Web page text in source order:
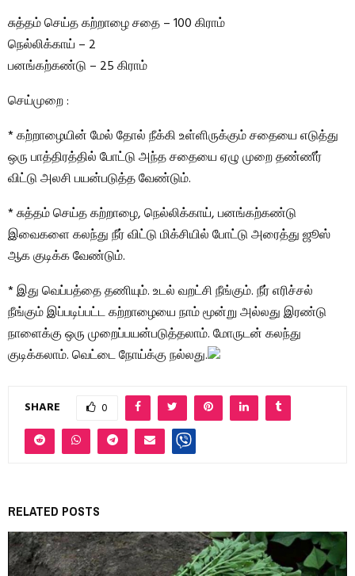
சுத்தம் செய்த கற்றாழை சதை – 100 கிராம்
நெல்லிக்காய் – 2
பனங்கற்கண்டு – 25 கிராம்
செய்முறை :
* கற்றாழையின் மேல் தோல் நீக்கி உள்ளிருக்கும் சதையை எடுத்து
ஒரு பாத்திரத்தில் போட்டு அந்த சதையை ஏழு முறை தண்ணீர்
விட்டு அலசி பயன்படுத்த வேண்டும்.
* சுத்தம் செய்த கற்றாழை, நெல்லிக்காய், பனங்கற்கண்டு
இவைகளை கலந்து நீர் விட்டு மிக்சியில் போட்டு அரைத்து ஜூஸ்
ஆக குடிக்க வேண்டும்.
* இது வெப்பத்தை தணியும். உடல் வறட்சி நீங்கும். நீர் எரிச்சல்
நீங்கும் இப்படிப்பட்ட கற்றாழையை நாம் மூன்று அல்லது இரண்டு
நாளைக்கு ஒரு முறைப்பயன்படுத்தலாம். மோருடன் கலந்து
குடிக்கலாம். வெட்டை நோய்க்கு நல்லது.
SHARE 0
RELATED POSTS